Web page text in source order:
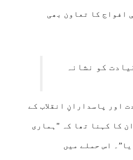
افواج کا تعاون بھی
کو نشانہ
اور پاسدارانِ انقلاب کے
کا کہنا تھا کہ "ہماری
اس حملے میں